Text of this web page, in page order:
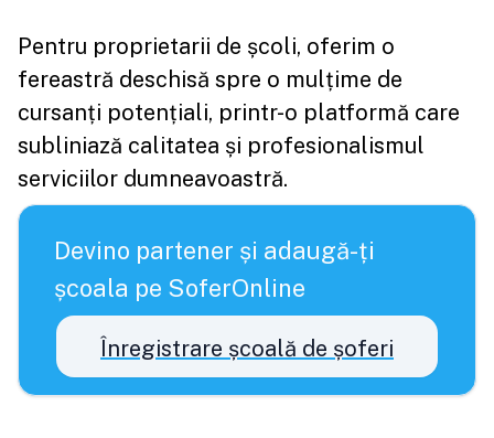
Pentru proprietarii de școli, oferim o
fereastră deschisă spre o mulțime de
cursanți potențiali, printr-o platformă care
subliniază calitatea și profesionalismul
serviciilor dumneavoastră.
Devino partener și adaugă-ți
școala pe SoferOnline
Înregistrare școală de șoferi